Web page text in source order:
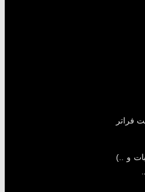
فراتر
و ..)